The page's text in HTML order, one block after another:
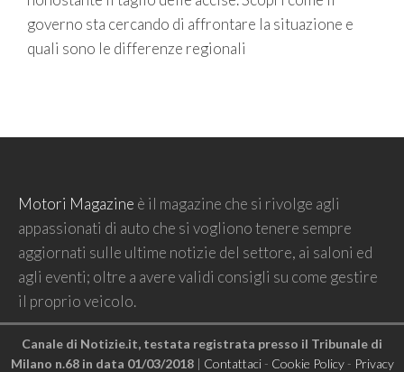
governo sta cercando di affrontare la situazione e
quali sono le differenze regionali
Motori Magazine è il magazine che si rivolge agli
appassionati di auto che si vogliono tenere sempre
aggiornati sulle ultime notizie del settore, ai saloni ed
agli eventi; oltre a avere validi consigli su come gestire
il proprio veicolo.
Canale di Notizie.it, testata registrata presso il Tribunale di
Milano n.68 in data 01/03/2018| Contattaci- Cookie Policy- Privacy